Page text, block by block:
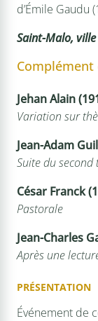
d’Émile Gaudu
Saint-Malo, ville
Jehan Alain
Variation sur
Jean-Adam
Suite du second
César Franck
Pastorale
Jean-Charles
Après une
PRÉSENTATION
Événement de